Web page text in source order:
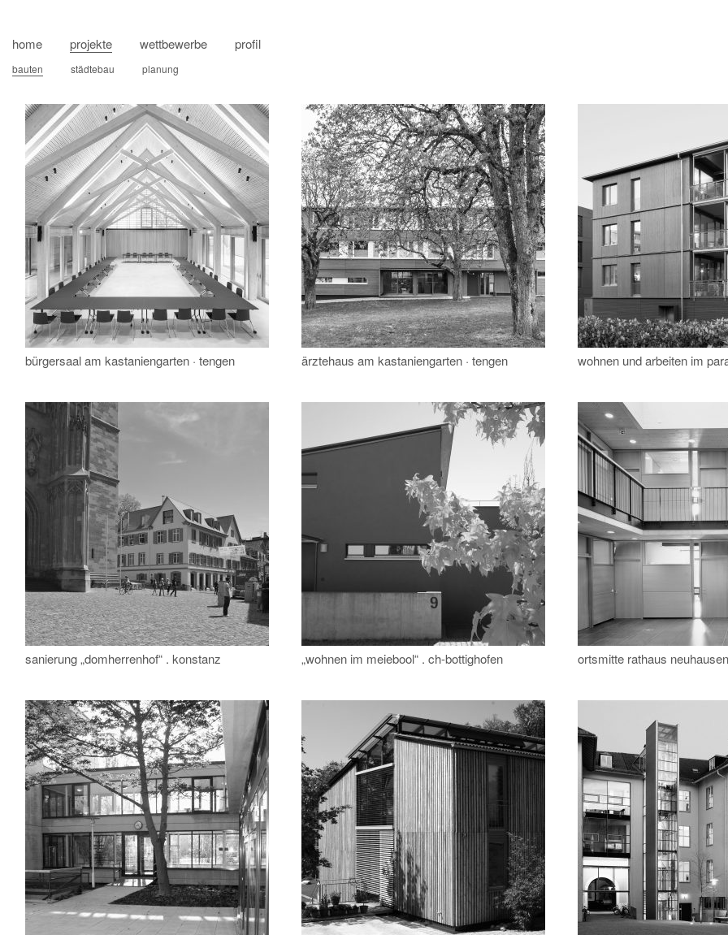
content
home projekte
bauten städtebau planung
wettbewerbe profil
bürgersaal am kastaniengarten · tengen ärztehaus am kastaniengarten · tengen wohnen und arbeiten im
sanierung „domherrenhof“ . konstanz „wohnen im meiebool“ . ch-bottighofen ortsmitte rathaus